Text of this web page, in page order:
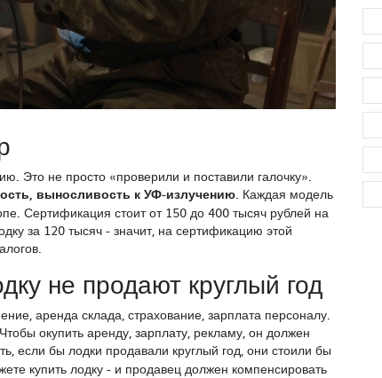
Это не просто «проверили и поставили галочку».
выносливость к УФ-излучению . Каждая модель
Сертификация стоит от 150 до 400 тысяч рублей на
за 120 тысяч - значит, на сертификацию этой
не продают круглый год
аренда склада, страхование, зарплата персоналу.
окупить аренду, зарплату, рекламу, он должен
если бы лодки продавали круглый год, они стоили бы
купить лодку - и продавец должен компенсировать